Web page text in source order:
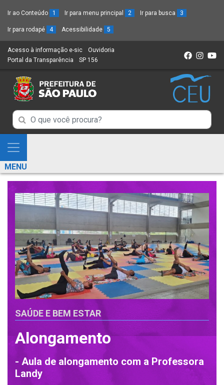
Ir ao Conteúdo 1 Ir para menu principal 2 Ir para busca 3
Ir para rodapé 4 Acessibilidade 5
Acesso à informação e-sic (Link
para
novo
sítio)
Ouvidoria
Portal da Transparência (Link
um
novo
SP 156
Campo
de
Busca
de
informações
Campo
de
de
informações
Mostra
e
Esconde
Menu
MENU
SAÚDE E BEM ESTAR
Alongamento
- Aula de alongamento com a Professora
Landy